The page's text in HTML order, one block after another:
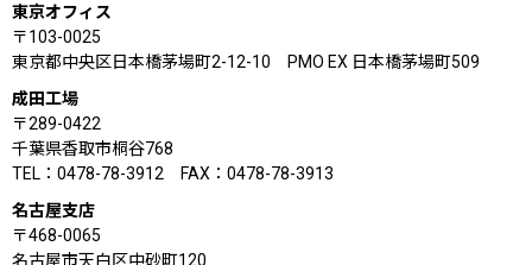
東京オフィス
〒103-0025
東京都中央区日本橋茅場町2-12-10 PMO EX 日本橋茅場町509
成田工場
〒289-0422
千葉県香取市桐谷768
TEL：0478-78-3912 FAX：0478-78-3913
名古屋支店
〒468-0065
名古屋市天白区中砂町120